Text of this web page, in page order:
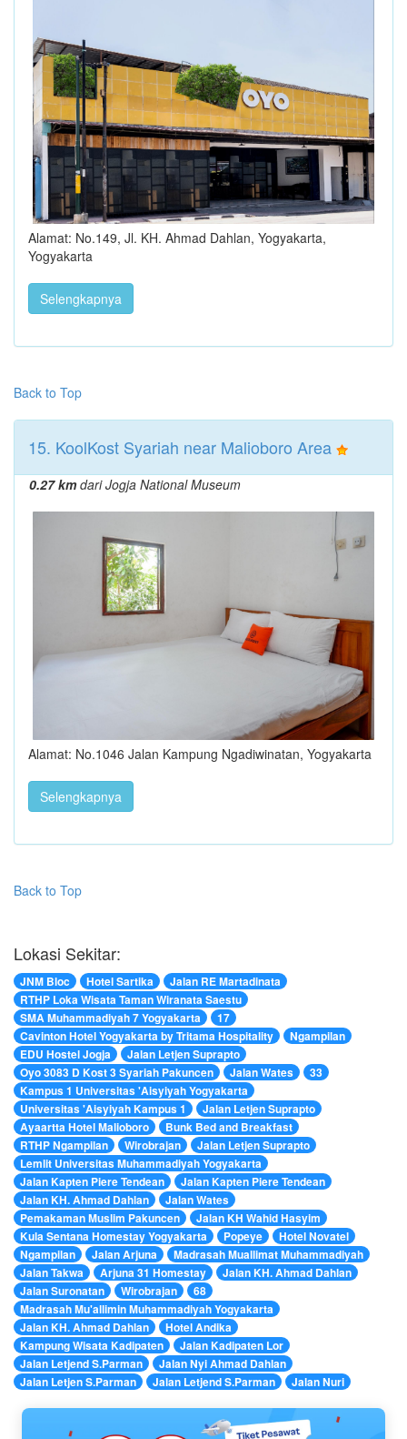
Alamat: No.149, Jl. KH. Ahmad Dahlan, Yogyakarta,
Yogyakarta
Selengkapnya
Back to Top
15. KoolKost Syariah near Malioboro Area
0.27 kmdari Jogja National Museum
Alamat: No.1046 Jalan Kampung Ngadiwinatan, Yogyakarta
Selengkapnya
Back to Top
Lokasi Sekitar:
JNM Bloc Hotel Sartika
Jalan RE Martadinata
RTHP Loka Wisata Taman Wiranata Saestu
SMA Muhammadiyah 7 Yogyakarta
17
Cavinton Hotel Yogyakarta by Tritama Hospitality
Ngampilan
EDU Hostel Jogja
Jalan Letjen Suprapto
Oyo 3083 D Kost 3 Syariah Pakuncen
Jalan Wates
33
Kampus 1 Universitas 'Aisyiyah Yogyakarta
Universitas 'Aisyiyah Kampus 1
Jalan Letjen Suprapto
Ayaartta Hotel Malioboro
Bunk Bed and Breakfast
RTHP Ngampilan
Wirobrajan
Jalan Letjen Suprapto
Lemlit Universitas Muhammadiyah Yogyakarta
Jalan Kapten Piere Tendean
Jalan Kapten Piere Tendean
Jalan KH. Ahmad Dahlan
Jalan Wates
Pemakaman Muslim Pakuncen
Jalan KH Wahid Hasyim
Kula Sentana Homestay Yogyakarta
Popeye
Hotel Novatel
Ngampilan
Jalan Arjuna
Madrasah Muallimat Muhammadiyah
Jalan Takwa
Arjuna 31 Homestay
Jalan KH. Ahmad Dahlan
Jalan Suronatan
Wirobrajan
68
Madrasah Mu'allimin Muhammadiyah Yogyakarta
Jalan KH. Ahmad Dahlan
Hotel Andika
Kampung Wisata Kadipaten
Jalan Kadipaten Lor
Jalan Letjend S.Parman
Jalan Nyi Ahmad Dahlan
Jalan Letjen S.Parman
Jalan Letjend S.Parman Jalan Nuri